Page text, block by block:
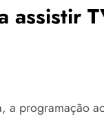
assistir
programação